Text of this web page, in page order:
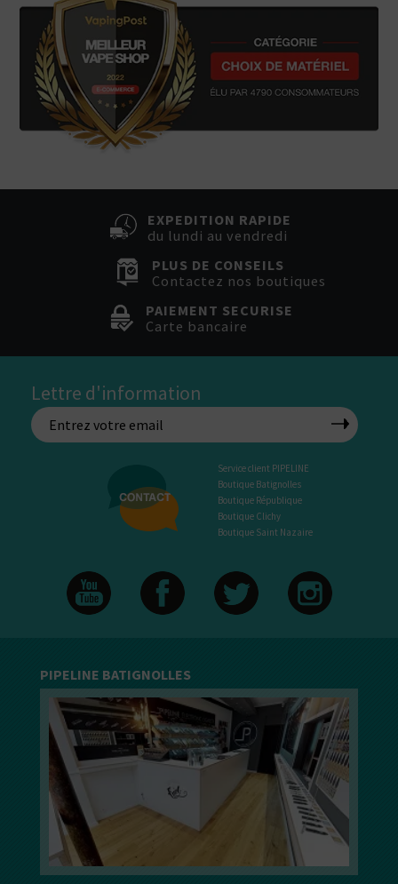
EXPEDITION RAPIDE
du lundi au vendredi
PLUS DE CONSEILS
Contactez nos boutiques
PAIEMENT SECURISE
Carte bancaire
Lettre d'information
Service client PIPELINE
Boutique Batignolles
Boutique République
Boutique Clichy
Boutique Saint Nazaire
PIPELINE BATIGNOLLES